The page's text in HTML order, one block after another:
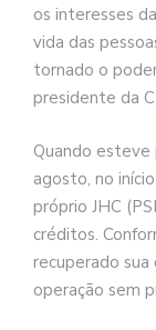
os interesses
vida das
tornado o
presidente da
Quando esteve
agosto, no
próprio JHC
créditos.
recuperado sua
operação sem